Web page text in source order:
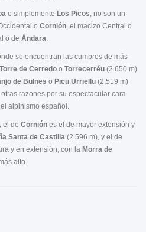
o simplemente Los Picos, no son un
o Cornión, el macizo Central o
o de Ándara.
se encuentran las cumbres de más
Torre de Cerredo o Torrecerréu (2.650 m)
de Bulnes o Picu Urriellu (2.519 m)
razones por su espectacular cara
alpinismo español.
el de Cornión es el de mayor extensión y
Santa de Castilla (2.596 m), y el de
y en extensión, con la Morra de
alto.